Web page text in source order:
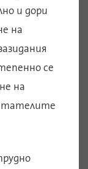
и дори
на
се
на